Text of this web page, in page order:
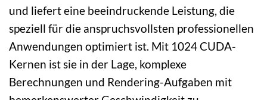
und liefert eine beeindruckende Leistung, die
speziell für die anspruchsvollsten professionellen
Anwendungen optimiert ist. Mit 1024 CUDA-
Kernen ist sie in der Lage, komplexe
Berechnungen und Rendering-Aufgaben mit